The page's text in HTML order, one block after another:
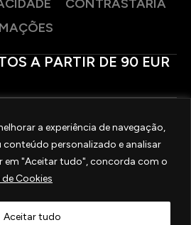
a experiência de navegação,
conteúdo personalizado e analisar
em "Aceitar tudo", concorda com o
Cookies
Aceitar tudo
CONTRASTARIA
A PARTIR DE 90 EUR